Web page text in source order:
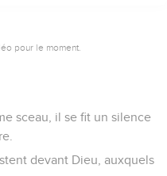
pour le moment.
sceau, il se fit un silence
devant Dieu, auxquels